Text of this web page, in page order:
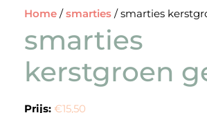
Home /smarties / smarties
smarties
kerstgroen
Prijs: €15,50